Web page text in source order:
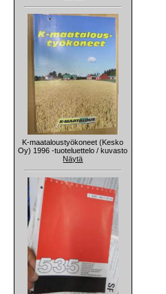
K-maataloustyökoneet (Kesko
Oy) 1996 -tuoteluettelo / kuvasto
Näytä